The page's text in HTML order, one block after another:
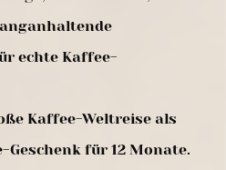
echte Kaffee-
Kaffee-Weltreise als
Geschenk für 12 Monate.